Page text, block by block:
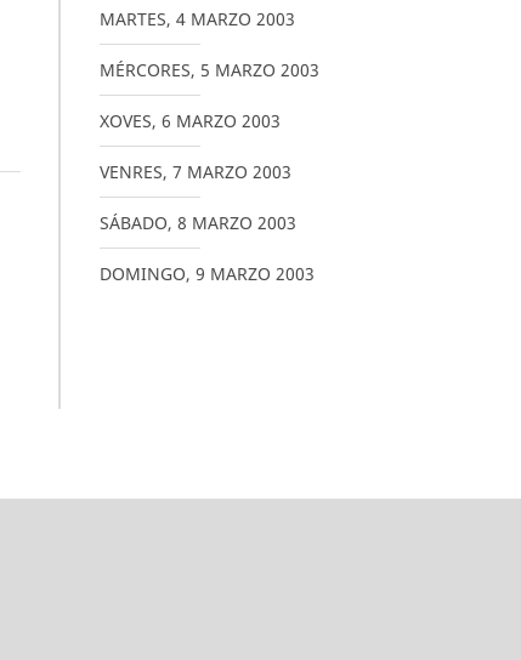
MARTES, 4 MARZO 2003
MÉRCORES, 5 MARZO 2003
XOVES, 6 MARZO 2003
VENRES, 7 MARZO 2003
SÁBADO, 8 MARZO 2003
DOMINGO, 9 MARZO 2003